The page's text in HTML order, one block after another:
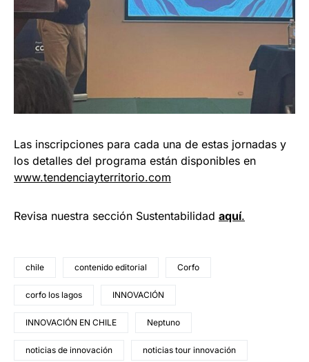
Las inscripciones para cada una de estas jornadas y
los detalles del programa están disponibles en
www.tendenciayterritorio.com
Revisa nuestra sección Sustentabilidad aquí.
chile contenido editorial Corfo
corfo los lagos INNOVACIÓN
INNOVACIÓN EN CHILE Neptuno
noticias de innovación noticias tour innovación